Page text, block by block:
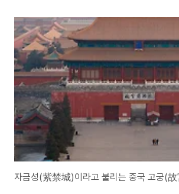
의 삼은 꼭 세사람을 지칭하기 보다는 많음을 뜻한다. 세
가진 사람들이 많고 그 사람들의 좋은 점을 배워야 한다
저녁이었던 이 날, 언니들이 꼽 우리는 상해 산런싱 중 가
점으로 고고씽. 난징똥루는 손님이 많아서 예약이 불가.
기다려야 한다. 타이메이가 젤 ..
자금성(紫禁城)이라고 불리는 중국 고궁(